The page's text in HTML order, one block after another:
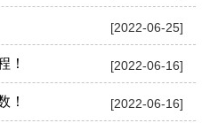
[2022-06-25]
[2022-06-16]
！
[2022-06-16]
！